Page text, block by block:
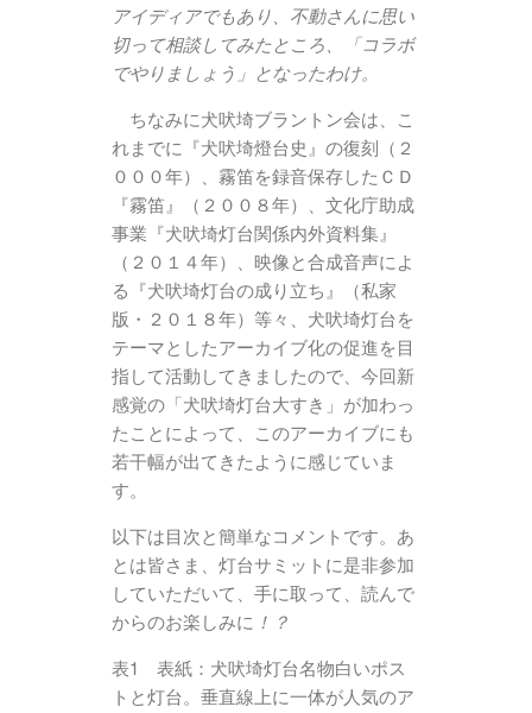
アイディアでもあり、不動さんに思い
切って相談してみたところ、「コラボ
でやりましょう」となったわけ。
ちなみに犬吠埼ブラントン会は、こ
れまでに『犬吠埼燈台史』の復刻（２
０００年）、霧笛を録音保存したＣＤ
『霧笛』（２００８年）、文化庁助成
事業『犬吠埼灯台関係内外資料集』
（２０１４年）、映像と合成音声によ
る『犬吠埼灯台の成り立ち』（私家
版・２０１８年）等々、犬吠埼灯台を
テーマとしたアーカイブ化の促進を目
指して活動してきましたので、今回新
感覚の「犬吠埼灯台大すき」が加わっ
たことによって、このアーカイブにも
若干幅が出てきたように感じていま
す。
以下は目次と簡単なコメントです。あ
とは皆さま、灯台サミットに是非参加
していただいて、手に取って、読んで
からのお楽しみに ！？
表1 表紙：犬吠埼灯台名物白いポス
トと灯台。垂直線上に一体が人気のア